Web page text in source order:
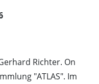
Richter. On
"ATLAS". Im